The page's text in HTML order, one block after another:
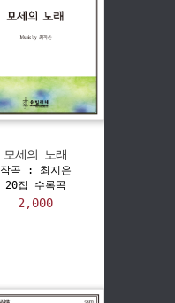
모세의 노래
작곡 : 최지은
20집 수록곡
2,000